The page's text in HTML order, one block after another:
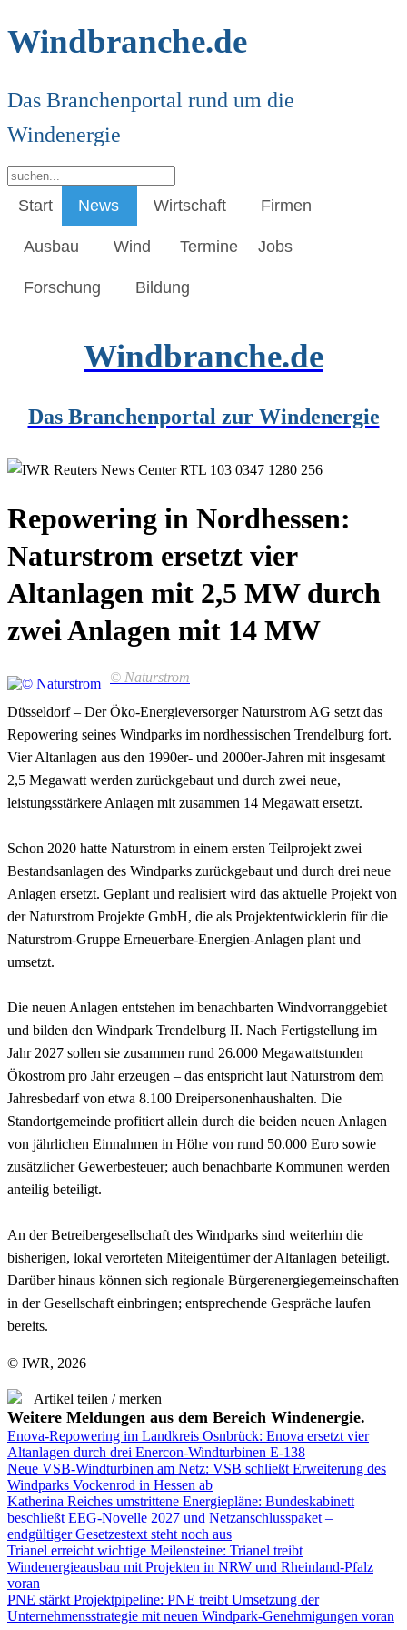
Windbranche.de
Das Branchenportal rund um die
Windenergie
Start News Wirtschaft Firmen
Ausbau Wind Termine Jobs
Forschung Bildung
Windbranche.de
Das Branchenportal zur Windenergie
Repowering in Nordhessen:
Naturstrom ersetzt vier
Altanlagen mit 2,5 MW durch
zwei Anlagen mit 14 MW
© Naturstrom
Düsseldorf – Der Öko-Energieversorger Naturstrom AG setzt das
Repowering seines Windparks im nordhessischen Trendelburg fort.
Vier Altanlagen aus den 1990er- und 2000er-Jahren mit insgesamt
2,5 Megawatt werden zurückgebaut und durch zwei neue,
leistungsstärkere Anlagen mit zusammen 14 Megawatt ersetzt.
Schon 2020 hatte Naturstrom in einem ersten Teilprojekt zwei
Bestandsanlagen des Windparks zurückgebaut und durch drei neue
Anlagen ersetzt. Geplant und realisiert wird das aktuelle Projekt von
der Naturstrom Projekte GmbH, die als Projektentwicklerin für die
Naturstrom-Gruppe Erneuerbare-Energien-Anlagen plant und
umsetzt.
Die neuen Anlagen entstehen im benachbarten Windvorranggebiet
und bilden den Windpark Trendelburg II. Nach Fertigstellung im
Jahr 2027 sollen sie zusammen rund 26.000 Megawattstunden
Ökostrom pro Jahr erzeugen – das entspricht laut Naturstrom dem
Jahresbedarf von etwa 8.100 Dreipersonenhaushalten. Die
Standortgemeinde profitiert allein durch die beiden neuen Anlagen
von jährlichen Einnahmen in Höhe von rund 50.000 Euro sowie
zusätzlicher Gewerbesteuer; auch benachbarte Kommunen werden
anteilig beteiligt.
An der Betreibergesellschaft des Windparks sind weiterhin die
bisherigen, lokal verorteten Miteigentümer der Altanlagen beteiligt.
Darüber hinaus können sich regionale Bürgerenergiegemeinschaften
in der Gesellschaft einbringen; entsprechende Gespräche laufen
bereits.
© IWR, 2026
Artikel teilen / merken
Weitere Meldungen aus dem Bereich Windenergie.
Enova-Repowering im Landkreis Osnbrück: Enova ersetzt vier
Altanlagen durch drei Enercon-Windturbinen E-138
Neue VSB-Windturbinen am Netz: VSB schließt Erweiterung des
Windparks Vockenrod in Hessen ab
Katherina Reiches umstrittene Energiepläne: Bundeskabinett
beschließt EEG-Novelle 2027 und Netzanschlusspaket –
endgültiger Gesetzestext steht noch aus
Trianel erreicht wichtige Meilensteine: Trianel treibt
Windenergieausbau mit Projekten in NRW und Rheinland-Pfalz
voran
PNE stärkt Projektpipeline: PNE treibt Umsetzung der
Unternehmensstrategie mit neuen Windpark-Genehmigungen voran